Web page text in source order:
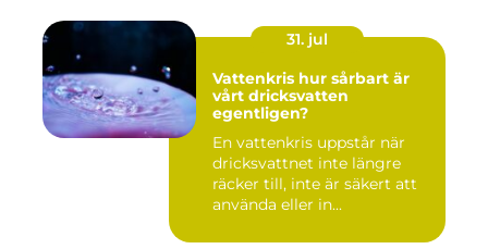
31. jul
Vattenkris hur sårbart är
vårt dricksvatten
egentligen?
En vattenkris uppstår när
dricksvattnet inte längre
räcker till, inte är säkert att
använda eller in...